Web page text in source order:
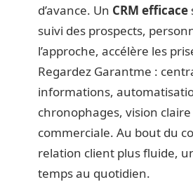
d’avance. Un CRM efficace
suivi des prospects,
l’approche, accélère les
Regardez Garantme :
informations,
chronophages, vision claire
commerciale. Au bout du
relation client plus fluide,
temps au quotidien.